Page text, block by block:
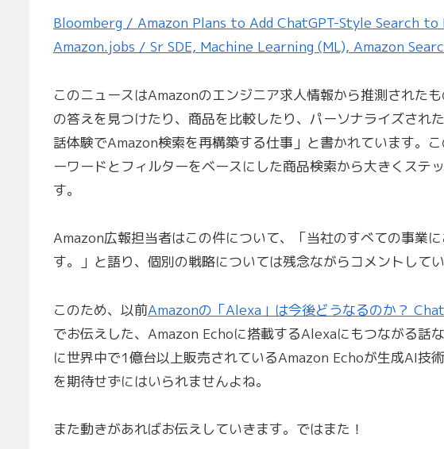
Bloomberg / Amazon Plans to Add ChatGPT-Style Search
Amazon.jobs / Sr SDE, Machine Learning (ML), Amazon
このニュースはAmazonのエンジニア求人情報から推測された
の答えを見つけたり、商品を比較したり、パーソナライズされ
話体験でAmazon検索を再構築する仕事」と書かれています。
ーワードとフィルターをベースにした商品検索から大きくステ
す。
Amazon広報担当者はこの件について、「当社のすべての事業
す。」と語り、個別の戦略については残念ながらコメントしてい
このため、以前Amazonの「Alexa」は今後どうなるのか？
でお伝えした、Amazon Echoに搭載するAlexaにもつながる話
に世界中で1億台以上販売されているAmazon Echoが生成AI技
を期待せずにはいられませんよね。
また動きがあればお伝えしていきます。ではまた！